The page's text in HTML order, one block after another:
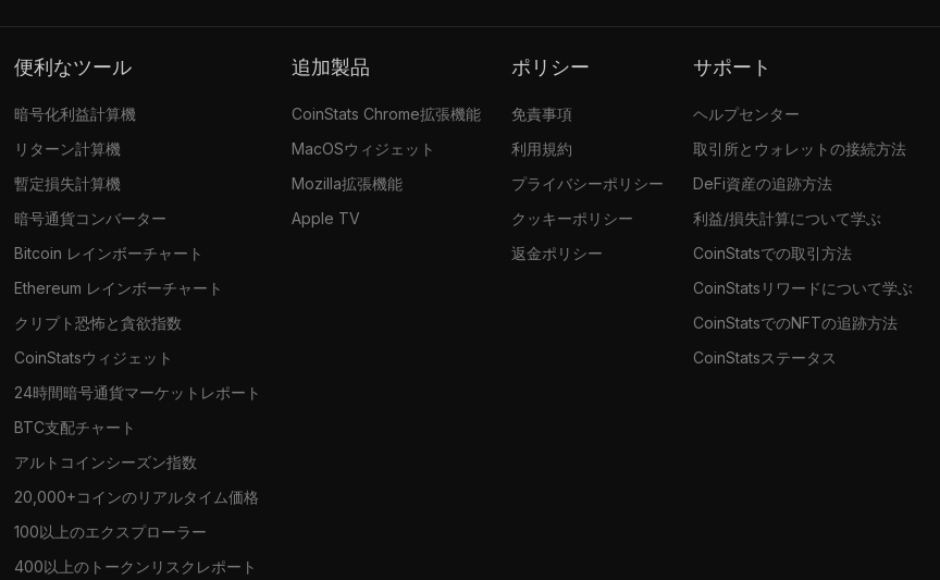
便利なツール
暗号化利益計算機
リターン計算機
暫定損失計算機
暗号通貨コンバーター
Bitcoin レインボーチャート
Ethereum レインボーチャート
クリプト恐怖と貪欲指数
CoinStatsウィジェット
24時間暗号通貨マーケットレポート
BTC支配チャート
アルトコインシーズン指数
20,000+コインのリアルタイム価格
100以上のエクスプローラー
400以上のトークンリスクレポート
追加製品
CoinStats Chrome拡張機能
MacOSウィジェット
Mozilla拡張機能
Apple TV
ポリシー
免責事項
利用規約
プライバシーポリシー
クッキーポリシー
返金ポリシー
サポート
ヘルプセンター
取引所とウォレットの接続方法
DeFi資産の追跡方法
利益/損失計算について学ぶ
CoinStatsでの取引方法
CoinStatsリワードについて学ぶ
CoinStatsでのNFTの追跡方法
CoinStatsステータス